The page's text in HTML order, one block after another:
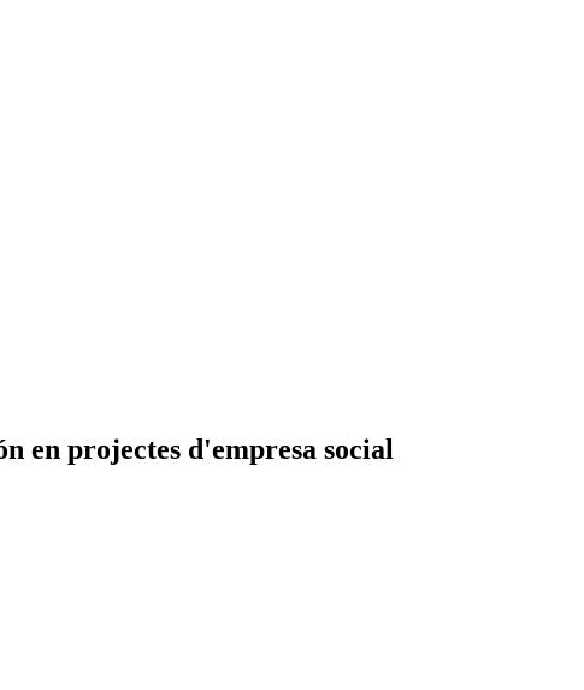
en projectes d'empresa social